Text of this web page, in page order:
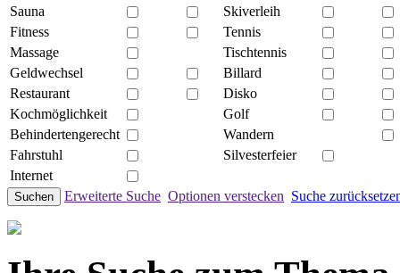
Sauna
Skiverleih
Fitness
Tennis
Massage
Tischtennis
Geldwechsel
Billard
Restaurant
Disko
Kochmöglichkeit
Golf
Behindertengerecht
Wandern
Fahrstuhl
Silvesterfeier
Internet
Suchen Erweiterte Suche Optionen verstecken Suche